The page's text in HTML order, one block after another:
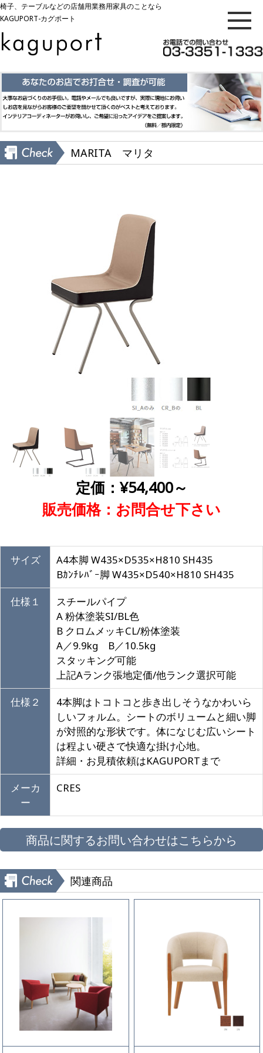
椅子、テーブルなどの店舗用業務用家具のことなら
KAGUPORT-カグポート
MARITA マリタ
定価：¥54,400～
販売価格：お問合せ下さい
サイズ
A4本脚 W435×D535×H810 SH435
Bｶﾝﾁﾚﾊﾞｰ脚 W435×D540×H810 SH435
仕様１
スチールパイプ
A 粉体塗装SI/BL色
B クロムメッキCL/粉体塗装
A／9.9kg B／10.5kg
スタッキング可能
上記Aランク張地定価/他ランク選択可能
仕様２
4本脚はトコトコと歩き出しそうなかわいら
しいフォルム。シートのボリュームと細い脚
が対照的な形状です。体になじむ広いシート
は程よい硬さで快適な掛け心地。
詳細・お見積依頼はKAGUPORTまで
メーカ
ー
CRES
商品に関するお問い合わせはこちらから
関連商品